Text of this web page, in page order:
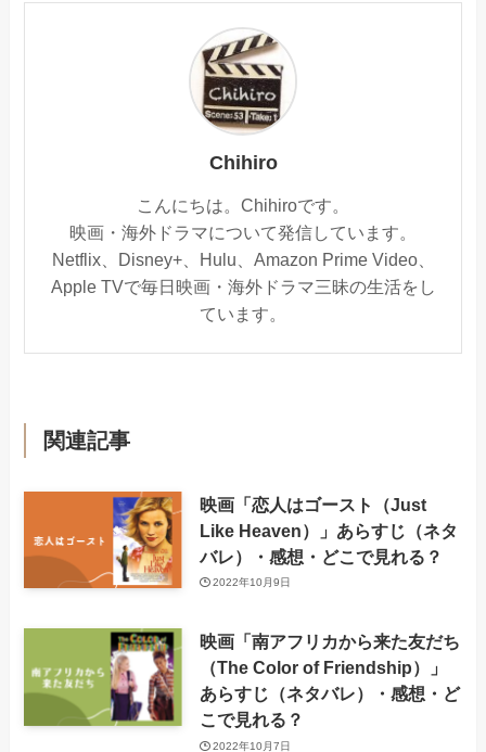
Chihiro
こんにちは。Chihiroです。
映画・海外ドラマについて発信しています。
Netflix、Disney+、Hulu、Amazon Prime Video、
Apple TVで毎日映画・海外ドラマ三昧の生活をし
ています。
関連記事
映画「恋人はゴースト（Just
Like Heaven）」あらすじ（ネタ
バレ）・感想・どこで見れる？
2022年10月9日
映画「南アフリカから来た友だち
（The Color of Friendship）」
あらすじ（ネタバレ）・感想・ど
こで見れる？
2022年10月7日